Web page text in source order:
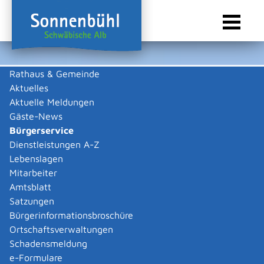
Rathaus & Gemeinde
Aktuelles
Aktuelle Meldungen
Gäste-News
Bürgerservice
Dienstleistungen A-Z
Lebenslagen
Mitarbeiter
Amtsblatt
Satzungen
Bürgerinformationsbroschüre
Ortschaftsverwaltungen
Schadensmeldung
e-Formulare
Sie sind hier:
Bürgerservice
Behördenwegweiser
Externe Organisationseinheit
Ministerium für Verkehr
Baden-Württemberg
Allgemeine Informationen